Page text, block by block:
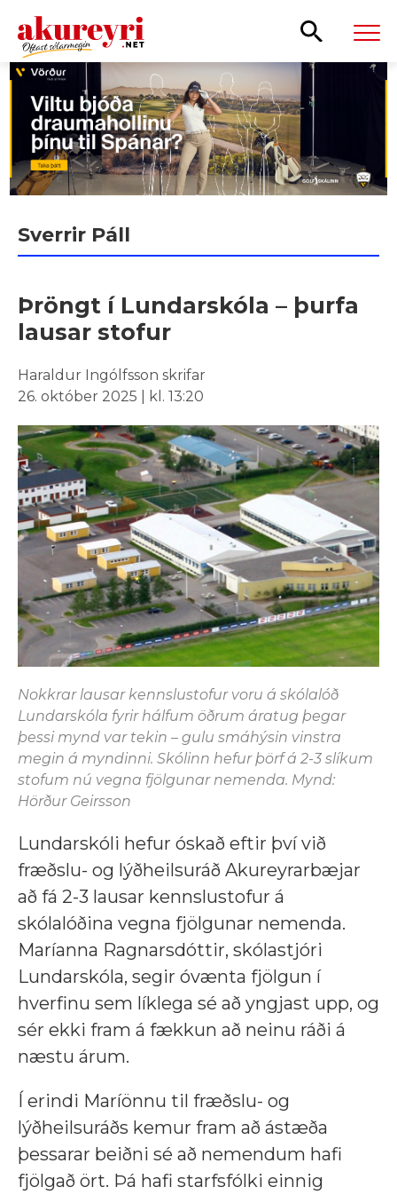
Leita
Sverrir Páll
Þröngt í Lundarskóla – þurfa
lausar stofur
Haraldur Ingólfsson skrifar
26. október 2025 | kl. 13:20
Nokkrar lausar kennslustofur voru á skólalóð
Lundarskóla fyrir hálfum öðrum áratug þegar
þessi mynd var tekin – gulu smáhýsin vinstra
megin á myndinni. Skólinn hefur þörf á 2-3 slíkum
stofum nú vegna fjölgunar nemenda. Mynd:
Hörður Geirsson
Lundarskóli hefur óskað eftir því við
fræðslu- og lýðheilsuráð Akureyrarbæjar
að fá 2-3 lausar kennslustofur á
skólalóðina vegna fjölgunar nemenda.
Maríanna Ragnarsdóttir, skólastjóri
Lundarskóla, segir óvænta fjölgun í
hverfinu sem líklega sé að yngjast upp, og
sér ekki fram á fækkun að neinu ráði á
næstu árum.
Í erindi Maríönnu til fræðslu- og
lýðheilsuráðs kemur fram að ástæða
þessarar beiðni sé að nemendum hafi
fjölgað ört. Þá hafi starfsfólki einnig